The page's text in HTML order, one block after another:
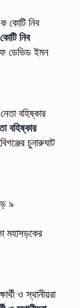
নিব
ডেভিড ইমন
বহিষ্কার
চুনারুঘাট
মহাসড়কের